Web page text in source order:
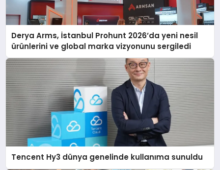
Derya Arms, İstanbul Prohunt 2026’da yeni nesil
ürünlerini ve global marka vizyonunu sergiledi
Tencent Hy3 dünya genelinde kullanıma sunuldu